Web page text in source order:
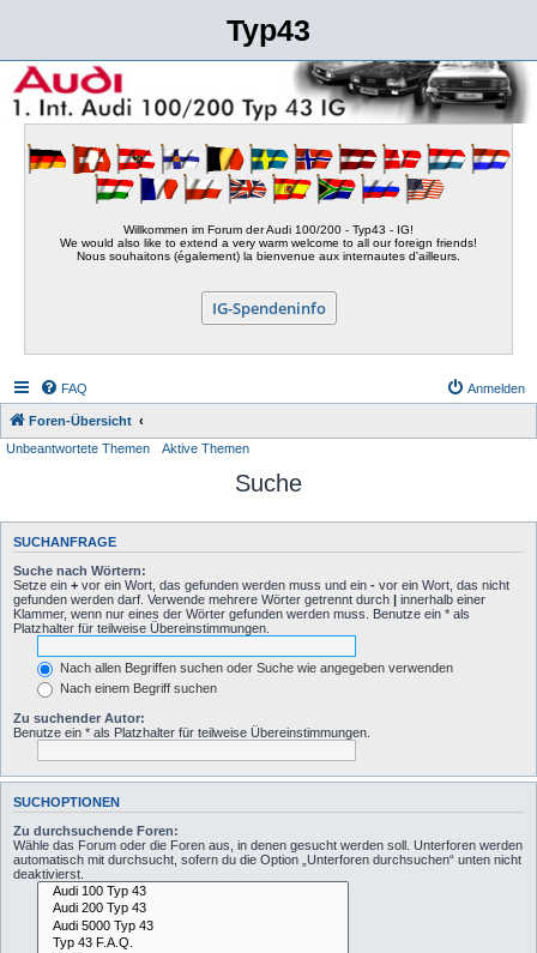
Typ43
Willkommen im Forum der Audi 100/200 - Typ43 - IG!
We would also like to extend a very warm welcome to all our foreign friends!
Nous souhaitons (également) la bienvenue aux internautes d'ailleurs.
IG-Spendeninfo
FAQ Anmelden
Foren-Übersicht
Unbeantwortete Themen
Aktive Themen
Suche
SUCHANFRAGE
Suche nach Wörtern:
Setze ein + vor ein Wort, das gefunden werden muss und ein - vor ein Wort, das nicht
gefunden werden darf. Verwende mehrere Wörter getrennt durch
innerhalb einer
Klammer, wenn nur eines der Wörter gefunden werden muss. Benutze ein * als
Platzhalter für teilweise Übereinstimmungen.
Nach allen Begriffen suchen oder Suche wie angegeben verwenden
Nach einem Begriff suchen
Zu suchender Autor:
Benutze ein * als Platzhalter für teilweise Übereinstimmungen.
SUCHOPTIONEN
Zu durchsuchende Foren:
Wähle das Forum oder die Foren aus, in denen gesucht werden soll. Unterforen werden
automatisch mit durchsucht, sofern du die Option „Unterforen durchsuchen“ unten nicht
deaktivierst.